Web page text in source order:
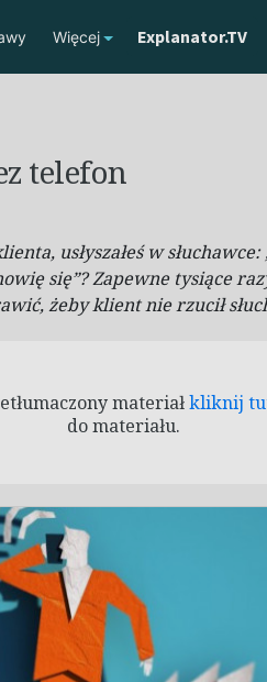
Więcej Explanator.TV
telefon
usłyszałeś w słuchawce:
się”? Zapewne tysiące
żeby klient nie rzucił
materiałkliknij
do materiału.